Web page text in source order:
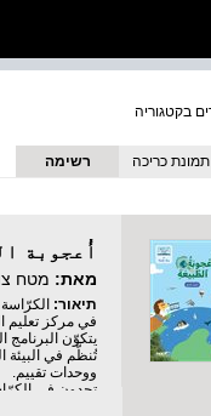
תמונת כריכה רשימה
أُعجوبة
מאת: מטח
תיאור:
في مركز تعليم
يتكوّن البرنامج
تُنظّم في البيئة
ووحدات تقييم.
تجدون في
يتيح البرنامج